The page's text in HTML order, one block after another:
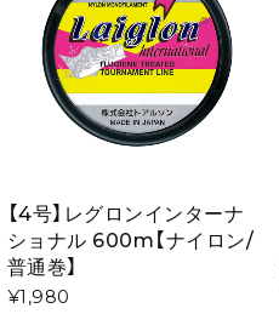
【4号】レグロンインターナ
ショナル 600m【ナイロン/
普通巻】
¥1,980